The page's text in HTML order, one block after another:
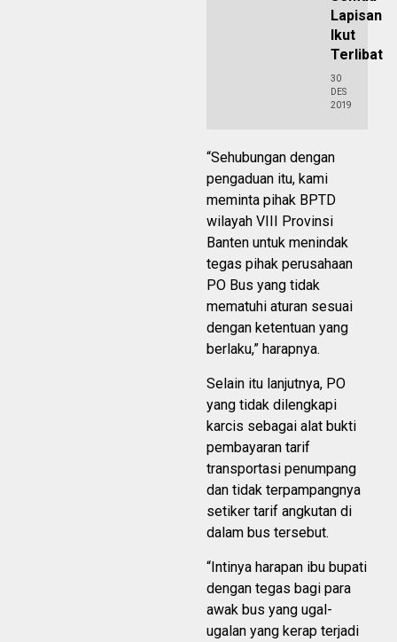
Lapisan
Ikut
Terlibat
30
DES
2019
“Sehubungan dengan
pengaduan itu, kami
meminta pihak BPTD
wilayah VIII Provinsi
Banten untuk menindak
tegas pihak perusahaan
PO Bus yang tidak
mematuhi aturan sesuai
dengan ketentuan yang
berlaku,” harapnya.
Selain itu lanjutnya, PO
yang tidak dilengkapi
karcis sebagai alat bukti
pembayaran tarif
transportasi penumpang
dan tidak terpampangnya
setiker tarif angkutan di
dalam bus tersebut.
“Intinya harapan ibu bupati
dengan tegas bagi para
awak bus yang ugal-
ugalan yang kerap terjadi